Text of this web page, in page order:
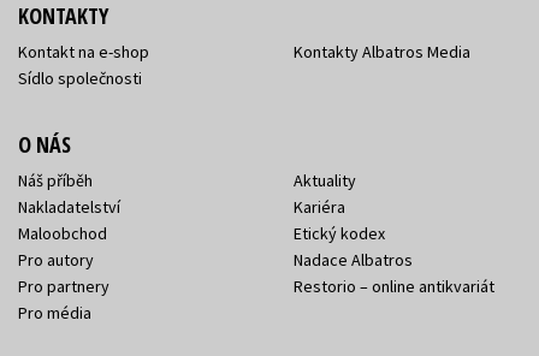
KONTAKTY
Kontakt na e-shop
Sídlo společnosti
Kontakty Albatros Media
O NÁS
Náš příběh
Nakladatelství
Maloobchod
Pro autory
Pro partnery
Pro média
Aktuality
Kariéra
Etický kodex
Nadace Albatros
Restorio – online antikvariát